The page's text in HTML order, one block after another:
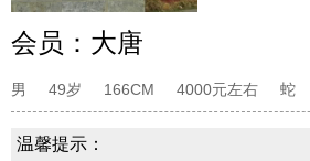
会员： 大唐
男 49岁 166CM 4000元左右 蛇
温馨提示：